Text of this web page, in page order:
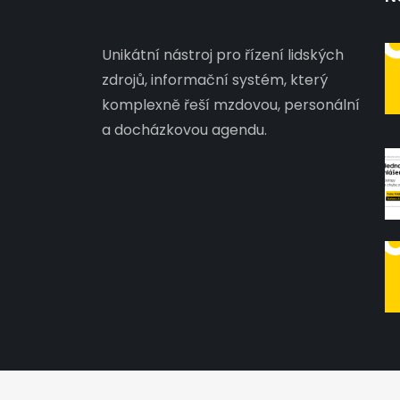
Unikátní nástroj pro řízení lidských
zdrojů, informační systém, který
komplexně řeší mzdovou, personální
a docházkovou agendu.